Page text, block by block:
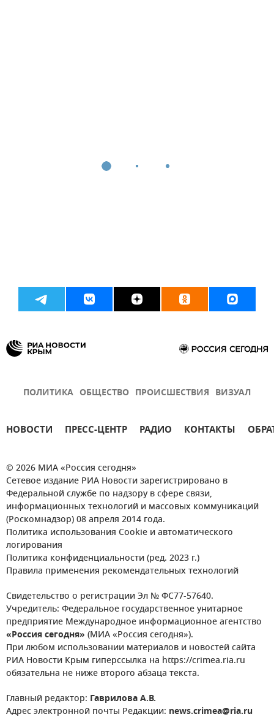
ПОЛИТИКА ОБЩЕСТВО ПРОИСШЕСТВИЯ ВИЗУАЛ
НОВОСТИ ПРЕСС-ЦЕНТР РАДИО КОНТАКТЫ
© 2026 МИА «Россия сегодня»
Сетевое издание РИА Новости зарегистрировано в
Федеральной службе по надзору в сфере связи,
информационных технологий и массовых коммуникаций
(Роскомнадзор) 08 апреля 2014 года.
Политика использования Cookie и автоматического
логирования
Политика конфиденциальности (ред. 2023 г.)
Правила применения рекомендательных технологий
Свидетельство о регистрации Эл № ФС77-57640.
Учредитель: Федеральное государственное унитарное
предприятие Международное информационное агентство
«Россия сегодня» (МИА «Россия сегодня»).
При любом использовании материалов и новостей сайта
РИА Новости Крым гиперссылка на https://crimea.ria.ru
обязательна не ниже второго абзаца текста.
Главный редактор: Гаврилова А.В.
Адрес электронной почты Редакции: news.crimea@ria.ru